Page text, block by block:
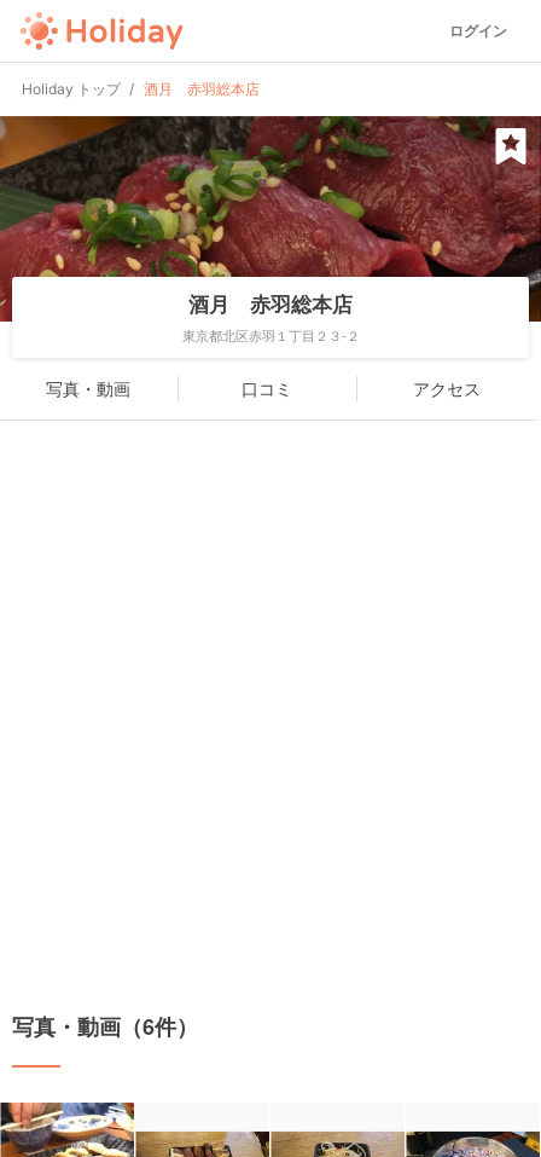
ログイン
Holiday トップ 酒月 赤羽総本店
酒月 赤羽総本店
東京都北区赤羽１丁目２３-２
写真・動画 口コミ アクセス
写真・動画（6件）